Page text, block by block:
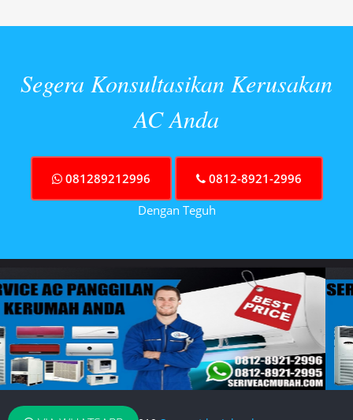
Segera Konsultasikan Kerusakan
AC Anda
081289212996
0812-8921-2996
Dengan Teguh